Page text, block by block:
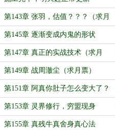
第143章 张羽，估值？？？（求月
票）
第145章 逐渐变成内鬼的形状
第147章 真正的实战技术（求月
票）
第149章 战周澈尘（求月票）
第151章 阿真你肚子怎么变大了？
（求月票）
第153章 灵界修行，穷盟现身
第155章 真残牛真舍身真心法